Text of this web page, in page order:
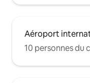
Aéroport
10 personnes du